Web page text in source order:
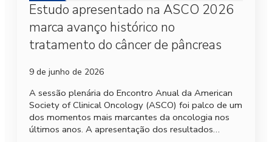
Estudo apresentado na ASCO 2026
marca avanço histórico no
tratamento do câncer de pâncreas
9 de junho de 2026
A sessão plenária do Encontro Anual da American
Society of Clinical Oncology (ASCO) foi palco de um
dos momentos mais marcantes da oncologia nos
últimos anos. A apresentação dos resultados…